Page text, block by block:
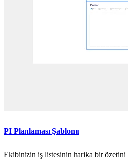
PI Planlaması Şablonu
Ekibinizin iş listesinin harika bir özetini